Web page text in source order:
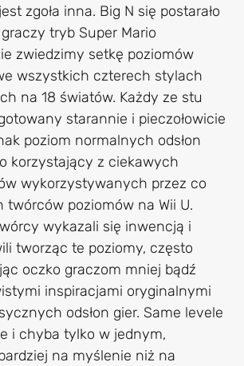
zgoła inna. Big N się postarało
tryb Super Mario
zwiedzimy setkę poziomów
wszystkich czterech stylach
na 18 światów. Każdy ze stu
starannie i pieczołowicie
poziom normalnych odsłon
korzystający z ciekawych
wykorzystywanych przez co
poziomów na Wii U.
wykazali się inwencją i
tworząc te poziomy, często
oczko graczom mniej bądź
inspiracjami oryginalnymi
odsłon gier. Same levele
i chyba tylko w jednym,
na myślenie niż na